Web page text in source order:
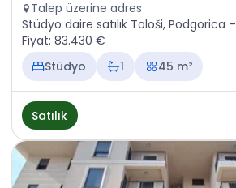
Talep üzerine adres
Stüdyo daire satılık Tološi, Podgorica
Fiyat: 83.430 €
Stüdyo
1 45 m²
Satılık